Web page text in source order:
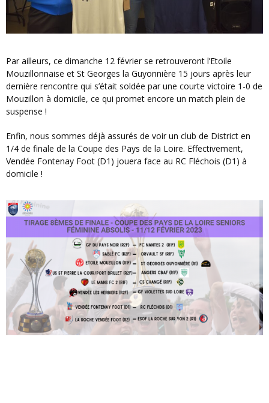
Par ailleurs, ce dimanche 12 février se retrouveront l’Etoile
Mouzillonnaise et St Georges la Guyonnière 15 jours après leur
dernière rencontre qui s’était soldée par une courte victoire 1-0 de
Mouzillon à domicile, ce qui promet encore un match plein de
suspense !
Enfin, nous sommes déjà assurés de voir un club de District en
1/4 de finale de la Coupe des Pays de la Loire. Effectivement,
Vendée Fontenay Foot (D1) jouera face au RC Fléchois (D1) à
domicile !